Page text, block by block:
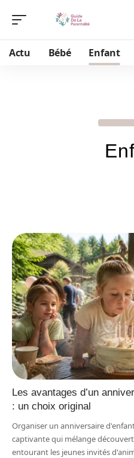
Actu Bébé Enfant
Les avantages d’un
: un choix original
Organiser un anniversaire
captivante qui mélange
entourant les jeunes invités